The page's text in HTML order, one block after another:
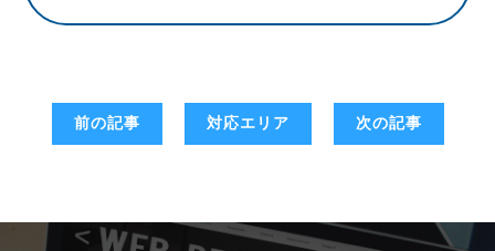
前の記事 対応エリア 次の記事